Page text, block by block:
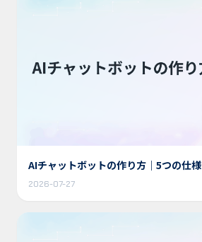
AIチャットボットの作り方｜5つの仕様
2026-07-27